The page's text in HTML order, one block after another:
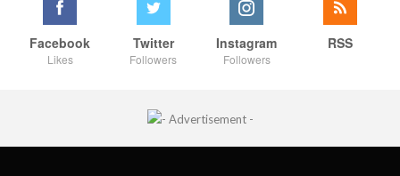
Facebook
Likes
Twitter
Followers
Instagram
Followers
RSS